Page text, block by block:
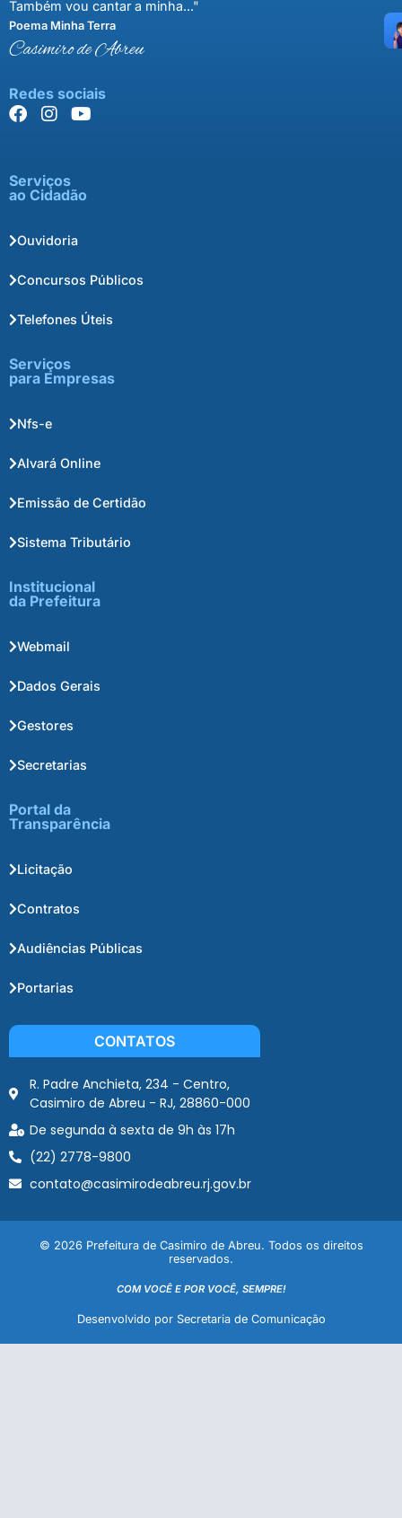
Também vou cantar a minha..."
Poema Minha Terra
Casimiro de Abreu
Redes sociais
Serviços
ao Cidadão
Ouvidoria
Concursos Públicos
Telefones Úteis
Serviços
para Empresas
Nfs-e
Alvará Online
Emissão de Certidão
Sistema Tributário
Institucional
da Prefeitura
Webmail
Dados Gerais
Gestores
Secretarias
Portal da
Transparência
Licitação
Contratos
Audiências Públicas
Portarias
CONTATOS
R. Padre Anchieta, 234 - Centro,
Casimiro de Abreu - RJ, 28860-000
De segunda à sexta de 9h às 17h
(22) 2778-9800
contato@casimirodeabreu.rj.gov.br
© 2026 Prefeitura de Casimiro de Abreu. Todos os direitos
reservados.
COM VOCÊ E POR VOCÊ, SEMPRE!
Desenvolvido por Secretaria de Comunicação